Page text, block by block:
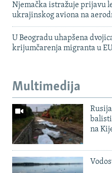
Njemačka istražuje prijavu
ukrajinskog aviona na
U Beogradu uhapšena
krijumčarenja migranta u EU
Multimedija
na